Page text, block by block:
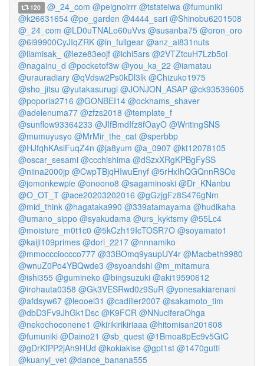
120 @_24_com @peignoirrr @tstateiwa @fumuniki
@k26631654 @pe_garden @4444_sari @Shinobu6201508
@_24_com @LD0uTNALo60uVvs @susanba75 @oron_oro
@6i99900CyJIqZRK @in_fullgear @anz_ai831nuts
@liamisak_ @leze83eojf @ichi5ars @2VTZtcuH7Lzb5oi
@nagainu_d @pocketof3w @you_ka_22 @iamatau
@urauradiary @qVdsw2Ps0kDl3lk @Chizuko1975
@sho_jitsu @yutakasurugi @JONJON_ASAP @ck93539605
@poporla2716 @GONBEI14 @ockhams_shaver
@adelenuma77 @zfzs2018 @template_f
@sunflow93364233 @JIfBmdIfz8fOayO @WritingSNS
@mumuyusyo @MrMir_the_cat @sperbbp
@HJfqhKAslFuqZ4n @ja8yum @a_0907 @kt12078105
@oscar_sesami @ccchishima @dSzxXRgKPBgFySS
@niina2000jp @CwpTBjqHIwuEnyf @5rHxIhQGQnnRSOe
@jomonkewpie @onoono8 @sagaminoski @Dr_KNanbu
@O_OT_T @ace20203202016 @gGzjgFz8S476gNm
@mid_think @hagataka990 @339atamayama @hudikaha
@umano_sippo @syakudama @urs_kyktsmy @55Lc4
@moisture_m0t1c0 @5kCzh19IcTOSR7O @soyamato1
@kaiji109primes @dori_2217 @nnnamiko
@mmocccioccco777 @33BOmq9yaupUY4r @Macbeth9980
@wnuZ0Po4YBQwde3 @syoandshi @m_mitamura
@ishi355 @gumineko @bingsuzuki @aki19590612
@irohauta0358 @Gk3VESRwd0z9SuR @yonesakiarenani
@afdsyw67 @leooel31 @cadiller2007 @sakamoto_tim
@dbD3Fv9JhGk1Dsc @K9FCR @NNuciferaOhga
@nekochoconene1 @kirikirikiriaaa @hitomisan201608
@fumuniki @Daino21 @sb_quest @1Bmoa8pEc9v5GtC
@gDrKfPP2jAh9HUd @kokiakise @gpt1st @1470gutti
@kuanyi_vet @dance_banana555